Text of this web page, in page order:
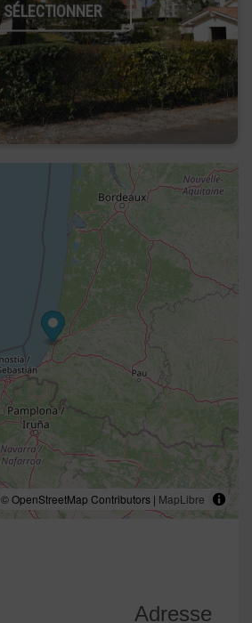
SÉLECTIONNER
© OpenStreetMap Contributors | MapLibre
Adresse